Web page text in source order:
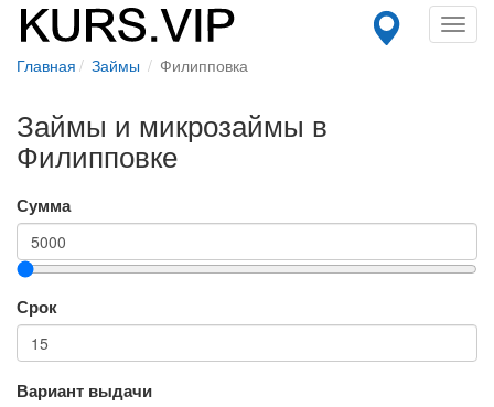
Главная Займы Филипповка
Займы и микрозаймы в
Филипповке
Сумма
Срок
Вариант выдачи